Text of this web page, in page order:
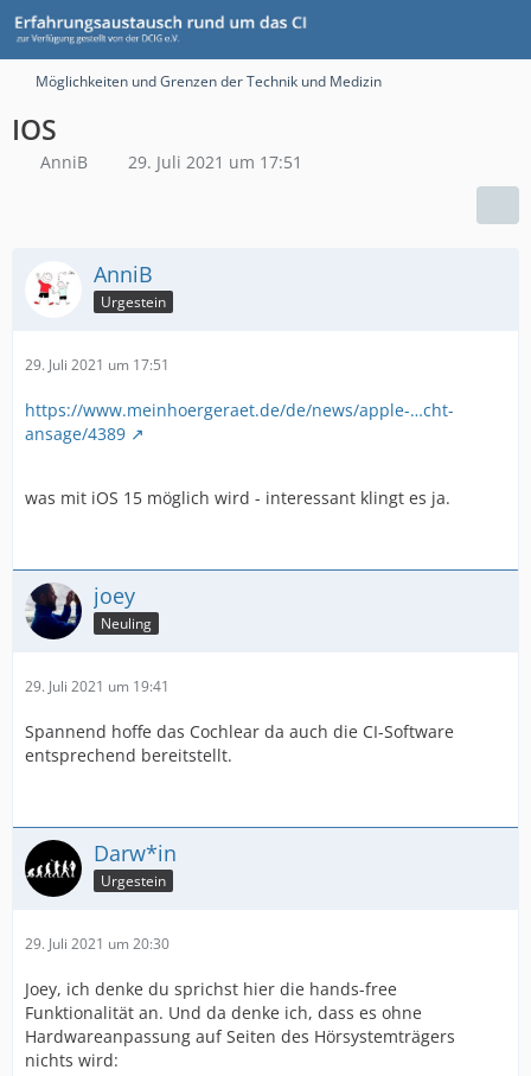
Möglichkeiten und Grenzen der Technik und Medizin
IOS
AnniB 29. Juli 2021 um 17:51
AnniB
Urgestein
29. Juli 2021 um 17:51
https://www.meinhoergeraet.de/de/news/apple-…cht-
ansage/4389
was mit iOS 15 möglich wird - interessant klingt es ja.
joey
Neuling
29. Juli 2021 um 19:41
Spannend hoffe das Cochlear da auch die CI-Software
entsprechend bereitstellt.
Darw*in
Urgestein
29. Juli 2021 um 20:30
Joey, ich denke du sprichst hier die hands-free
Funktionalität an. Und da denke ich, dass es ohne
Hardwareanpassung auf Seiten des Hörsystemträgers
nichts wird: